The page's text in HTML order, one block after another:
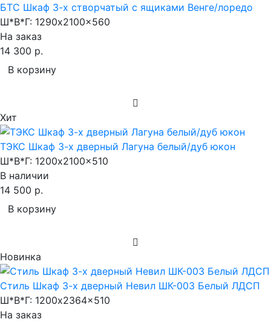
БТС Шкаф 3-х створчатый с ящиками Венге/лоредо
Ш*В*Г: 1290x2100x560
На заказ
14 300 р.
В корзину
Хит
ТЭКС Шкаф 3-х дверный Лагуна белый/дуб юкон
Ш*В*Г: 1200x2100x510
В наличии
14 500 р.
В корзину
Новинка
Стиль Шкаф 3-х дверный Невил ШК-003 Белый ЛДСП
Ш*В*Г: 1200x2364x510
На заказ